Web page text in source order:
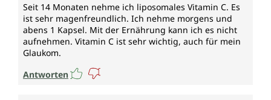
Seit 14 Monaten nehme ich liposomales Vitamin C. Es
ist sehr magenfreundlich. Ich nehme morgens und
abens 1 Kapsel. Mit der Ernährung kann ich es nicht
aufnehmen. Vitamin C ist sehr wichtig, auch für mein
Glaukom.
Antworten